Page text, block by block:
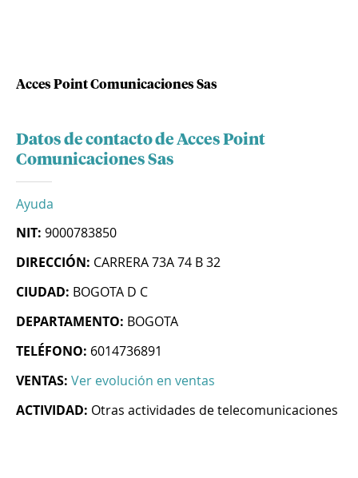
Acces Point Comunicaciones Sas
Datos de contacto de Acces Point
Comunicaciones Sas
Ayuda
NIT: 9000783850
DIRECCIÓN: CARRERA 73A 74 B 32
CIUDAD: BOGOTA D C
DEPARTAMENTO: BOGOTA
TELÉFONO: 6014736891
VENTAS: Ver evolución en ventas
ACTIVIDAD: Otras actividades de telecomunicaciones